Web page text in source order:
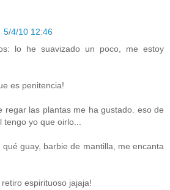
5/4/10 12:46
lo he suavizado un poco, me estoy
es penitencia!
regar las plantas me ha gustado. eso de
yo que oirlo...
guay, barbie de mantilla, me encanta
espirituoso jajaja!